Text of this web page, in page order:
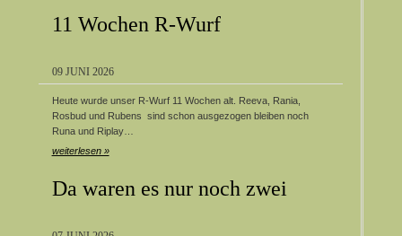
11 Wochen R-Wurf
09 JUNI 2026
Heute wurde unser R-Wurf 11 Wochen alt. Reeva, Rania,
Rosbud und Rubens sind schon ausgezogen bleiben noch
Runa und Riplay…
weiterlesen »
Da waren es nur noch zwei